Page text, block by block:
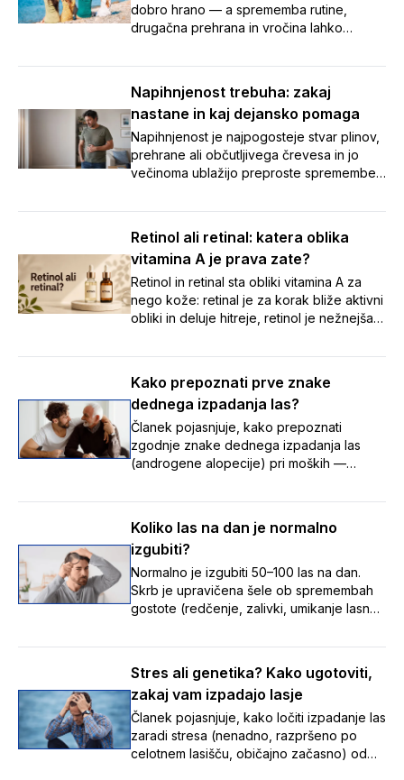
dobro hrano — a sprememba rutine,
drugačna prehrana in vročina lahko
Napihnjenost, zaprtje in potovalna driska
spremljevalci. V članku smo zbrali sedem
preprostih nasvetov, s katerimi boste tudi
na poti poskrbeli za urejeno prebavo in
brezskrben oddih. 🌞
Napihnjenost trebuha: zakaj
nastane in kaj dejansko pomaga
Napihnjenost je najpogosteje stvar plinov,
prehrane ali občutljivega črevesa in jo
večinoma ublažijo preproste spremembe
pa je varneje čim prej k zdravniku kot
Retinol ali retinal: katera oblika
vitamina A je prava zate?
Retinol in retinal sta obliki vitamina A za
nego kože: retinal je za korak bliže aktivni
obliki in deluje hitreje, retinol je nežnejša
prava za vašo kožo.
Kako prepoznati prve znake
dednega izpadanja las?
Članek pojasnjuje, kako prepoznati
zgodnje znake dednega izpadanja las
(androgene alopecije) pri moških —
redčenje na temenu ter tanjšanje in izgubo
postopne spremembe pomembno opaziti
zgodaj, saj je zdravljenje uspešnejše,
dokler so lasni mešički še aktivni.
Koliko las na dan je normalno
izgubiti?
Normalno je izgubiti 50–100 las na dan.
Skrb je upravičena šele ob spremembah
gostote (redčenje, zalivki, umikanje lasne
hranil, zdravila, dednost. Ob opaznih
farmacevtom.
Stres ali genetika? Kako ugotoviti,
zakaj vam izpadajo lasje
Članek pojasnjuje, kako ločiti izpadanje las
zaradi stresa (nenadno, razpršeno po
celotnem lasišču, običajno začasno) od